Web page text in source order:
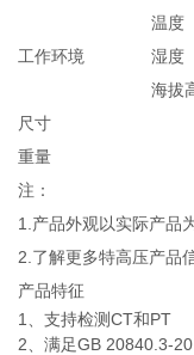
工作环境
温度
湿度
海拔
尺寸
重量
注：
1.产品外观以实际产品
2.了解更多特高压产品
产品特征
1、支持检测CT和PT
2、满足GB 20840.3-